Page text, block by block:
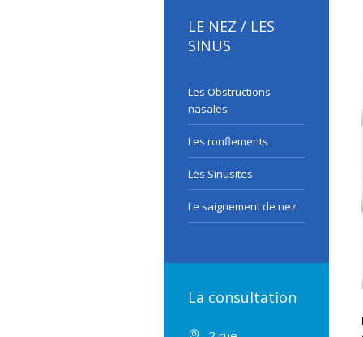
LE NEZ / LES
SINUS
Les Obstructions
nasales
Les ronflements
Les Sinusites
Le saignement de nez
La consultation